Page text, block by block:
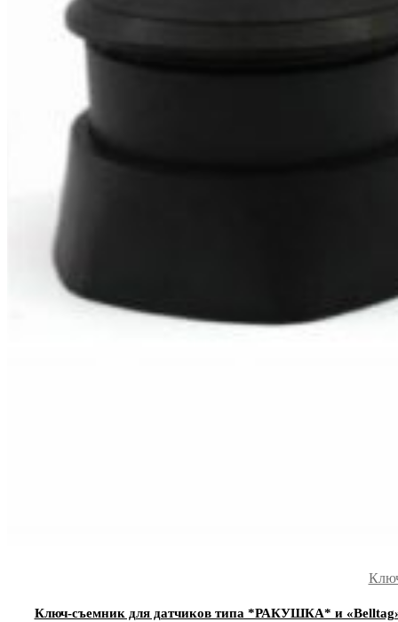
Ключ-съемник для датчиков типа *РАКУШКА* и